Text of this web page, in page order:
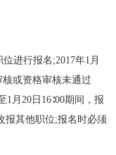
进行报名;2017年1月
核或资格审核未通过
1月20日16∶00期间，报
报其他职位;报名时必须